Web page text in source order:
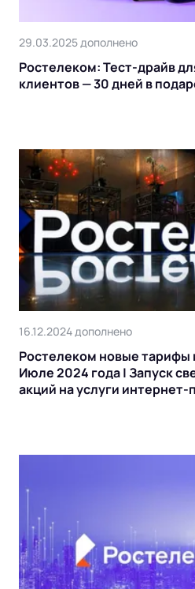
29.03.2025 дополнено
Ростелеком: Тест-драйв
клиентов — 30 дней в
16.12.2024 дополнено
Ростелеком новые тарифы
Июле 2024 года | Запуск
акций на услуги